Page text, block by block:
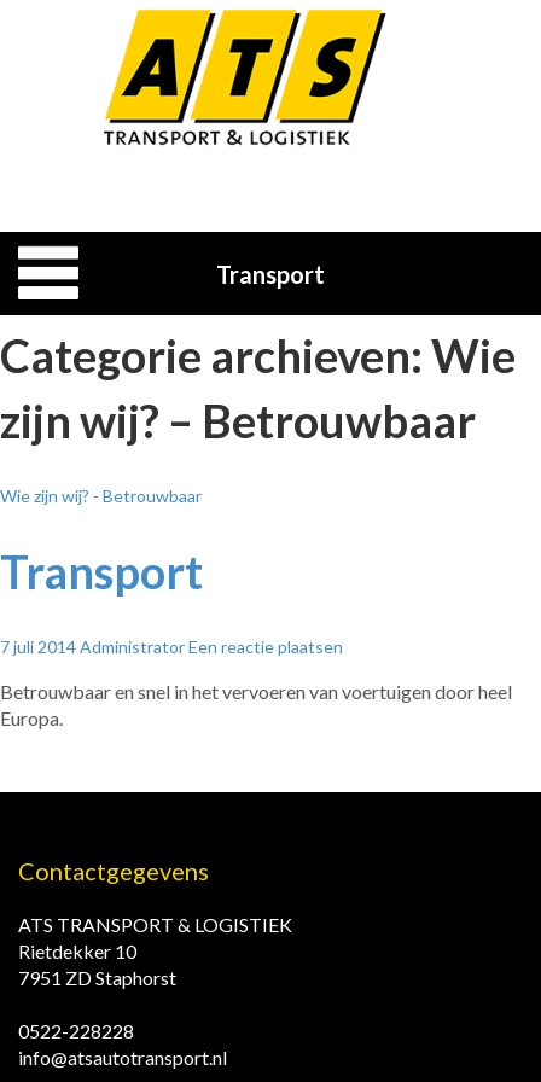
Transport
Categorie archieven: Wie
zijn wij? – Betrouwbaar
Wie zijn wij? - Betrouwbaar
Transport
7 juli 2014AdministratorEen reactie plaatsen
Betrouwbaar en snel in het vervoeren van voertuigen door heel
Europa.
Contactgegevens
ATS TRANSPORT & LOGISTIEK
Rietdekker 10
7951 ZD Staphorst
0522-228228
info@atsautotransport.nl